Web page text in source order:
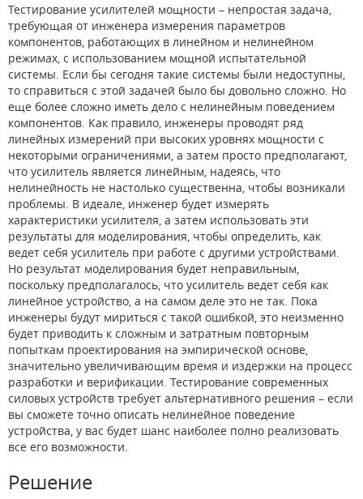
Тестирование усилителей мощности – непростая задача,
требующая от инженера измерения параметров
компонентов, работающих в линейном и нелинейном
режимах, с использованием мощной испытательной
системы. Если бы сегодня такие системы были недоступны,
то справиться с этой задачей было бы довольно сложно. Но
еще более сложно иметь дело с нелинейным поведением
компонентов. Как правило, инженеры проводят ряд
линейных измерений при высоких уровнях мощности с
некоторыми ограничениями, а затем просто предполагают,
что усилитель является линейным, надеясь, что
нелинейность не настолько существенна, чтобы возникали
проблемы. В идеале, инженер будет измерять
характеристики усилителя, а затем использовать эти
результаты для моделирования, чтобы определить, как
ведет себя усилитель при работе с другими устройствами.
Но результат моделирования будет неправильным,
поскольку предполагалось, что усилитель ведет себя как
линейное устройство, а на самом деле это не так. Пока
инженеры будут мириться с такой ошибкой, это неизменно
будет приводить к сложным и затратным повторным
попыткам проектирования на эмпирической основе,
значительно увеличивающим время и издержки на процесс
разработки и верификации. Тестирование современных
силовых устройств требует альтернативного решения – если
вы сможете точно описать нелинейное поведение
устройства, у вас будет шанс наиболее полно реализовать
все его возможности.
Решение